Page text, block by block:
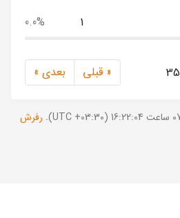
1
0.0%
« قبلی بعدی »
رفرش